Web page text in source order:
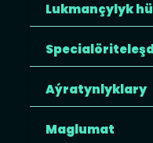
Lukmançylyk
Aýratynlyklary
Maglumat